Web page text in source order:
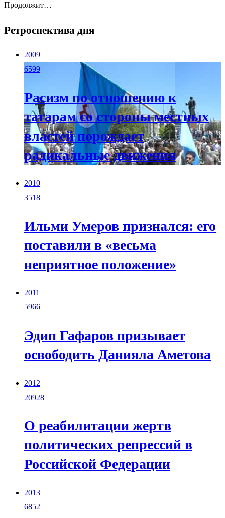
Продолжит…
Ретроспектива дня
2009
6599
Расизм по отношению к
татарам со стороны местных
властей порождает
радикальные движения
2010
3518
Ильми Умеров признался: его
поставили в «весьма
неприятное положение»
2011
5966
Эдип Гафаров призывает
освободить Данияла Аметова
2012
20928
О реабилитации жертв
политических репрессий в
Российской Федерации
2013
6852